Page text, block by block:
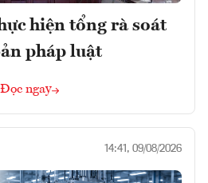
hiện tổng rà soát
pháp luật
Đọc ngay
14:41, 09/08/2026